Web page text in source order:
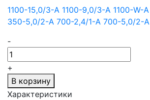
1100-15,0/3-А 1100-9,0/3-А 1100-W-А
350-5,0/2-А 700-2,4/1-А 700-5,0/2-А
-
+
В корзину
Характеристики